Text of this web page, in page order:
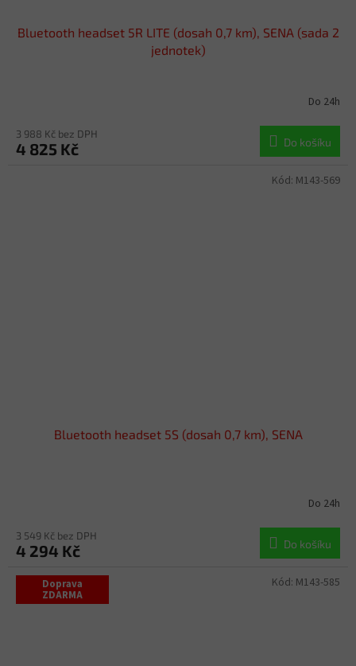
Bluetooth headset 5R LITE (dosah 0,7 km), SENA (sada 2
jednotek)
Do 24h
3 988 Kč bez DPH
4 825 Kč Do košíku
Bluetooth headset 5S (dosah 0,7 km), SENA
Do 24h
3 549 Kč bez DPH
4 294 Kč Do košíku
Kód: M143-569
Doprava
ZDARMA
Kód: M143-585